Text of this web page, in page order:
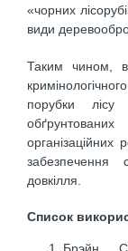
«чорних
види
Таким чином,
порубки лісу
забезпечення
довкілля.
Список